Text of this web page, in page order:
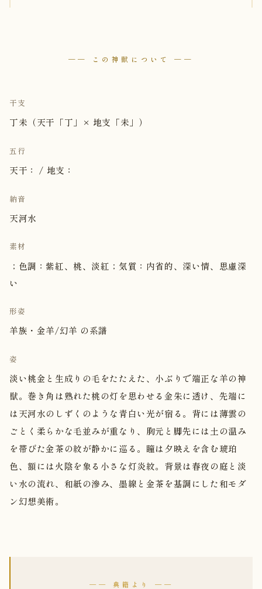
── この神獣について ──
干支
丁未（天干「丁」× 地支「未」）
五行
天干： / 地支：
納音
天河水
素材
；色調：紫紅、桃、淡紅；気質：内省的、深い情、思慮深
い
形姿
羊族・金羊/幻羊 の系譜
姿
淡い桃金と生成りの毛をたたえた、小ぶりで端正な羊の神
獣。巻き角は熟れた桃の灯を思わせる金朱に透け、先端に
は天河水のしずくのような青白い光が宿る。背には薄雲の
ごとく柔らかな毛並みが重なり、胸元と脚先には土の温み
を帯びた金茶の紋が静かに巡る。瞳は夕映えを含む琥珀
色、額には火陰を象る小さな灯炎紋。背景は春夜の庭と淡
い水の流れ、和紙の滲み、墨線と金茶を基調にした和モダ
ン幻想美術。
── 典籍より ──